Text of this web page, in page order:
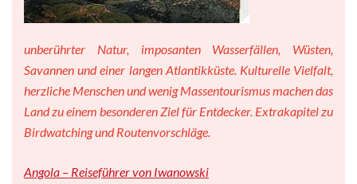
unberührter Natur, imposanten Wasserfällen, Wüsten,
Savannen und einer langen Atlantikküste. Kulturelle Vielfalt,
herzliche Menschen und wenig Massentourismus machen das
Land zu einem besonderen Ziel für Entdecker. Extrakapitel zu
Birdwatching und Routenvorschläge.
Angola – Reiseführer von Iwanowski